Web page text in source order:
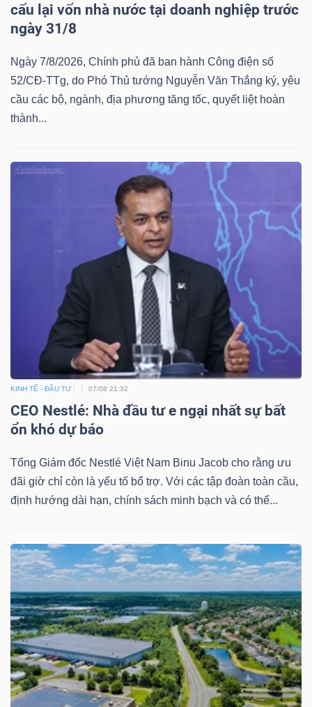
cấu lại vốn nhà nước tại doanh nghiệp trước
ngày 31/8
Ngày 7/8/2026, Chính phủ đã ban hành Công điện số
52/CĐ-TTg, do Phó Thủ tướng Nguyễn Văn Thắng ký, yêu
cầu các bộ, ngành, địa phương tăng tốc, quyết liệt hoàn
thành...
KINH TẾ - ĐẦU TƯ 07/08 21:32
CEO Nestlé: Nhà đầu tư e ngại nhất sự bất
ổn khó dự báo
Tổng Giám đốc Nestlé Việt Nam Binu Jacob cho rằng ưu
đãi giờ chỉ còn là yếu tố bổ trợ. Với các tập đoàn toàn cầu,
định hướng dài hạn, chính sách minh bạch và có thể...